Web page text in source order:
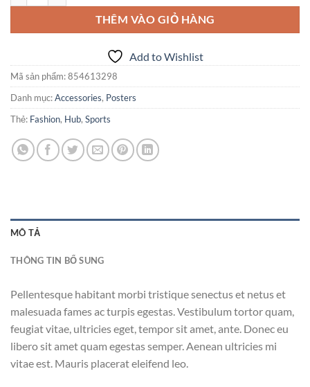
THÊM VÀO GIỎ HÀNG
Add to Wishlist
Mã sản phẩm:854613298
Danh mục:Accessories, Posters
Thẻ: Fashion, Hub, Sports
MÔ TẢ
THÔNG TIN BỔ SUNG
Pellentesque habitant morbi tristique senectus et netus et
malesuada fames ac turpis egestas. Vestibulum tortor quam,
feugiat vitae, ultricies eget, tempor sit amet, ante. Donec eu
libero sit amet quam egestas semper. Aenean ultricies mi
vitae est. Mauris placerat eleifend leo.